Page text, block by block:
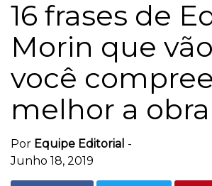
16 frases de
Morin que
você
melhor a
Por Equipe Editorial -
Junho 18, 2019